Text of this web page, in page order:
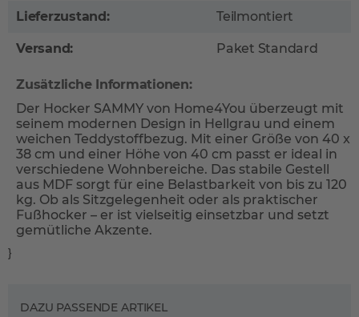
Lieferzustand: Teilmontiert
Versand: Paket Standard
Zusätzliche Informationen:
Der Hocker SAMMY von Home4You überzeugt mit
seinem modernen Design in Hellgrau und einem
weichen Teddystoffbezug. Mit einer Größe von 40 x
38 cm und einer Höhe von 40 cm passt er ideal in
verschiedene Wohnbereiche. Das stabile Gestell
aus MDF sorgt für eine Belastbarkeit von bis zu 120
kg. Ob als Sitzgelegenheit oder als praktischer
Fußhocker – er ist vielseitig einsetzbar und setzt
gemütliche Akzente.
}
DAZU PASSENDE ARTIKEL